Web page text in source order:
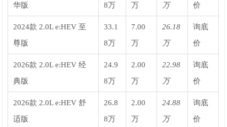
华版
8万
万
万
价
2024款 2.0L e:HEV 至
尊版
33.1
8万
7.00
万
26.18
万
询底
价
2026款 2.0L e:HEV 经
典版
24.9
8万
2.00
万
22.98
万
询底
价
2026款 2.0L e:HEV 舒
适版
26.8
8万
2.00
万
24.88
万
询底
价